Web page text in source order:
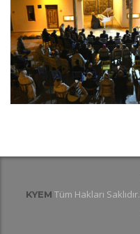
KYEM Tüm Hakları Saklıdır.